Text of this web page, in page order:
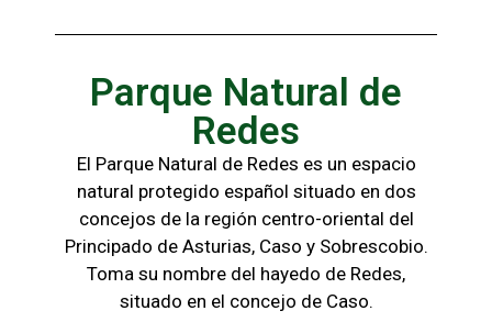
Parque Natural de
Redes
El Parque Natural de Redes es un espacio
natural protegido español situado en dos
concejos de la región centro-oriental del
Principado de Asturias, Caso y Sobrescobio.
Toma su nombre del hayedo de Redes,
situado en el concejo de Caso.